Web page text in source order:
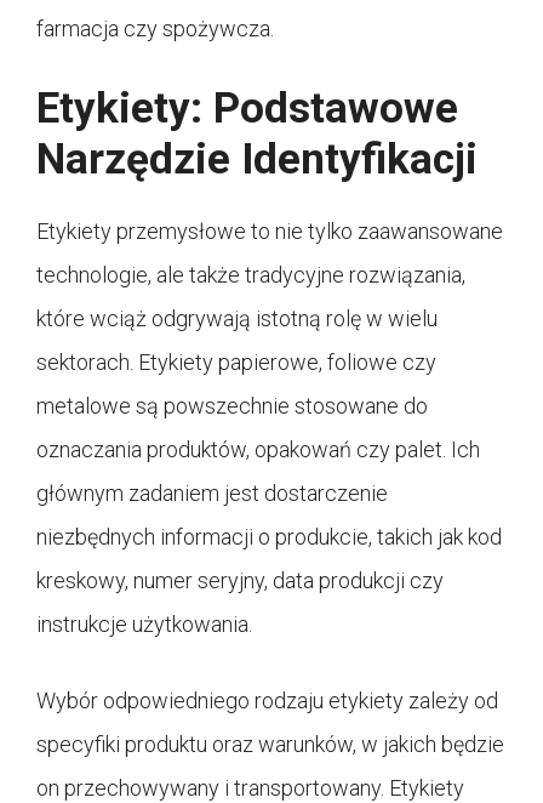
farmacja czy spożywcza.
Etykiety: Podstawowe
Narzędzie Identyfikacji
Etykiety przemysłowe to nie tylko zaawansowane
technologie, ale także tradycyjne rozwiązania,
które wciąż odgrywają istotną rolę w wielu
sektorach. Etykiety papierowe, foliowe czy
metalowe są powszechnie stosowane do
oznaczania produktów, opakowań czy palet. Ich
głównym zadaniem jest dostarczenie
niezbędnych informacji o produkcie, takich jak kod
kreskowy, numer seryjny, data produkcji czy
instrukcje użytkowania.
Wybór odpowiedniego rodzaju etykiety zależy od
specyfiki produktu oraz warunków, w jakich będzie
on przechowywany i transportowany. Etykiety